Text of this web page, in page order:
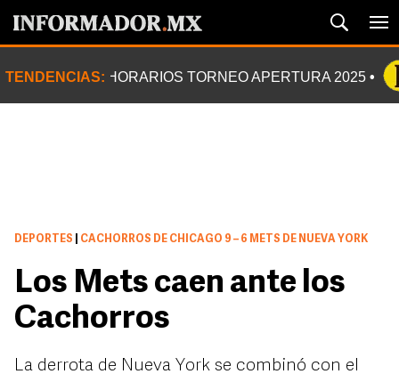
TENDENCIAS: HORARIOS TORNEO APERTURA 2025
DEPORTES CACHORROS DE CHICAGO 9 – 6 METS DE NUEVA YORK
Los Mets caen ante los
Cachorros
La derrota de Nueva York se combinó con el